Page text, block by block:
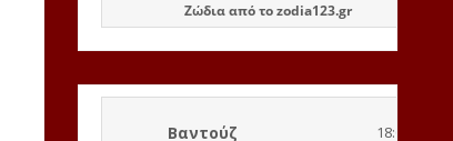
Ζώδιααπό τοzodia123.gr